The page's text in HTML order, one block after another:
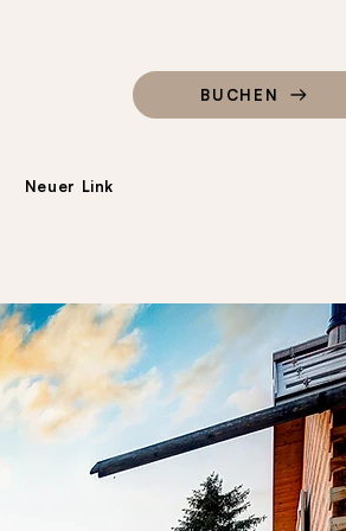
Neuer Link
BUCHEN